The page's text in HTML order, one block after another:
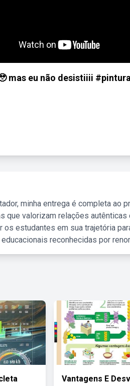
mas eu não desistiiii
minha entrega é completa ao
que valorizam relações
os estudantes em sua trajetória
reconhecidas por
Vantagens E